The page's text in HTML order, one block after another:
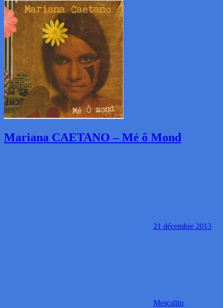
Mariana CAETANO – Mé ô Mond
21 décembre 2013
Mescalito